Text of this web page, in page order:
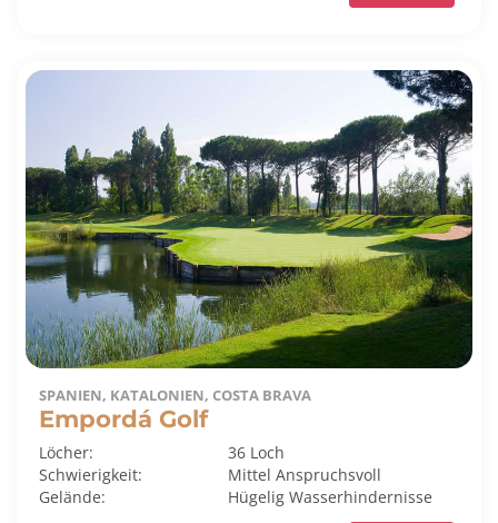
SPANIEN, KATALONIEN, COSTA BRAVA
Empordá Golf
Löcher:
36 Loch
Schwierigkeit:
MittelAnspruchsvoll
Gelände:
HügeligWasserhindernisse